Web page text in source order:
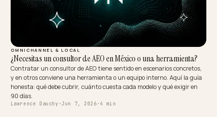
COMPLIANCE & TRUST
AEO Claims Under the UK's ASA Rules
The copy that wins AI citations, superlatives, number-one claims,
decisive comparisons, is exactly the copy the ASA regulates. UK
merchants can keep the aggressiveness if they keep the
substantiation, and the rewrite patterns are learnable.
Lawrence Dauchy